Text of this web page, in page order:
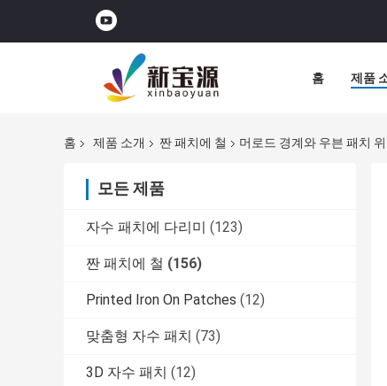
홈 제품
홈 제품 소개 짠 패치에 철 머로드 경계와 우븐 패치
모든 제품
자수 패치에 다리미 (123)
짠 패치에 철 (156)
Printed Iron On Patches (12)
맞춤형 자수 패치 (73)
3D 자수 패치 (12)